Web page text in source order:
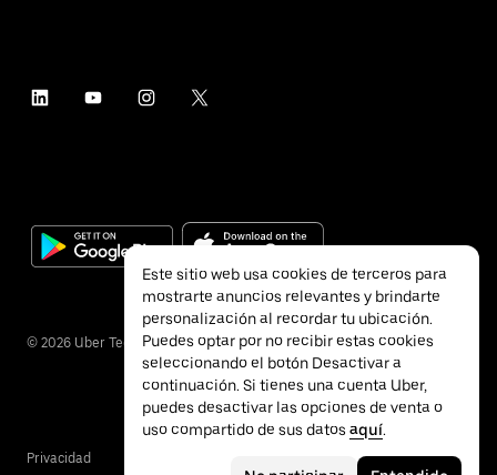
© 2026 Uber Technologies Inc.
Privacidad
Este sitio web usa cookies de terceros para
mostrarte anuncios relevantes y brindarte
personalización al recordar tu ubicación.
Puedes optar por no recibir estas cookies
seleccionando el botón Desactivar a
continuación. Si tienes una cuenta Uber,
puedes desactivar las opciones de venta o
uso compartido de sus datos aquí.